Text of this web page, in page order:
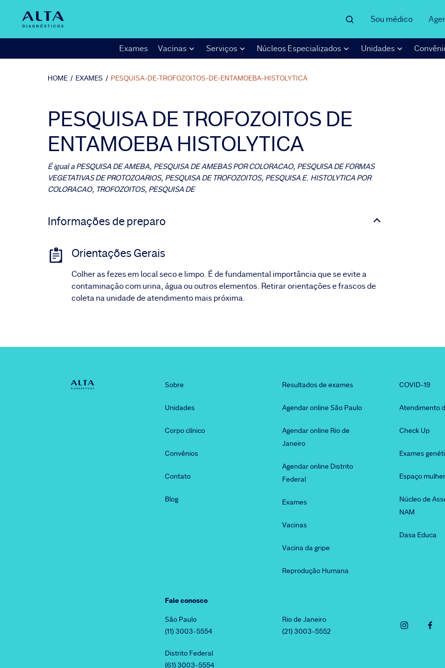
Sou médico
Exames Vacinas Serviços Núcleos Especializados Unidades
HOME / EXAMES / PESQUISA-DE-TROFOZOITOS-DE-ENTAMOEBA-HISTOLYTICA
PESQUISA DE TROFOZOITOS DE
ENTAMOEBA HISTOLYTICA
É igual a PESQUISA DE AMEBA, PESQUISA DE AMEBAS POR COLORACAO, PESQUISA DE FORMAS
VEGETATIVAS DE PROTOZOARIOS, PESQUISA DE TROFOZOITOS, PESQUISA E. HISTOLYTICA POR
COLORACAO, TROFOZOITOS, PESQUISA DE
Informações de preparo
Orientações Gerais
Colher as fezes em local seco e limpo. É de fundamental importância que se evite a
contaminação com urina, água ou outros elementos. Retirar orientações e frascos de
coleta na unidade de atendimento mais próxima.
Sobre
Unidades
Corpo clínico
Convênios
Contato
Blog
Resultados de exames
Agendar online São Paulo
Agendar online Rio de
Janeiro
Agendar online Distrito
Federal
Exames
Vacinas
Vacina da gripe
Reprodução Humana
COVID-19
Atendimento
Check Up
Exames
Espaço mulher
Núcleo de
NAM
Dasa Educa
Fale conosco
São Paulo
(11) 3003-5554
Rio de Janeiro
(21) 3003-5552
Distrito Federal
(61) 3003-5554